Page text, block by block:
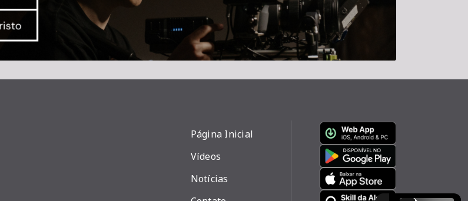
Página Inicial
Vídeos
Notícias